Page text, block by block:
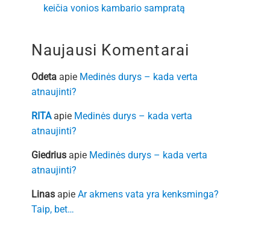
keičia vonios kambario sampratą
Naujausi Komentarai
Odetaapie Medinės durys – kada verta
atnaujinti?
RITAapie Medinės durys – kada verta
atnaujinti?
Giedriusapie Medinės durys – kada verta
atnaujinti?
Linasapie Ar akmens vata yra kenksminga?
Taip, bet…